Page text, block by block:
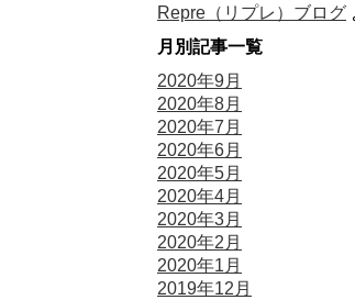
Repre（リプレ）ブログ
月別記事一覧
2020年9月
2020年8月
2020年7月
2020年6月
2020年5月
2020年4月
2020年3月
2020年2月
2020年1月
2019年12月